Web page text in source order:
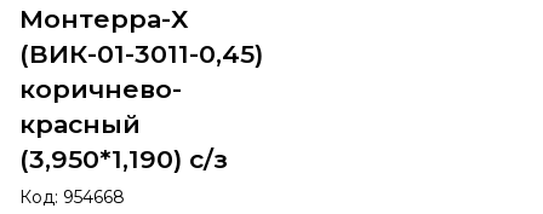
Монтерра-Х
(ВИК-01-3011-0,45)
коричнево-
красный
(3,950*1,190) с/з
Код: 954668